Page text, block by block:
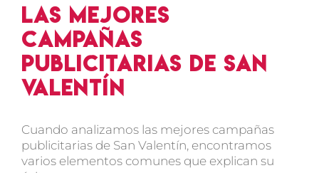
Las mejores
campañas
publicitarias de San
Valentín
Cuando analizamos las mejores campañas
publicitarias de San Valentín, encontramos
varios elementos comunes que explican su